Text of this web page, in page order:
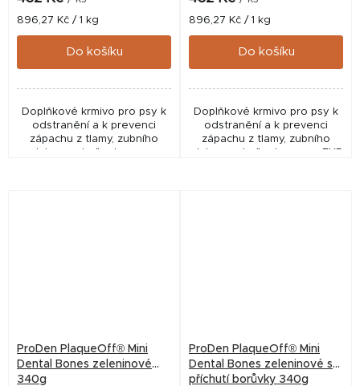
Měrná
cena:
896,27 Kč / 1 kg
Do košíku
Doplňkové krmivo pro psy k
odstranění a k prevenci
zápachu z tlamy, zubního
plaku a zubního kamene.
Měrná
cena:
896,27 Kč / 1 kg
Do košíku
Doplňkové krmivo pro psy k
odstranění a k prevenci
zápachu z tlamy, zubního
plaku a zubního kamene. EXP
ProDen PlaqueOff® Mini
Dental Bones zeleninové
340g
ProDen PlaqueOff® Mini
Dental Bones zeleninové s
příchutí borůvky 340g